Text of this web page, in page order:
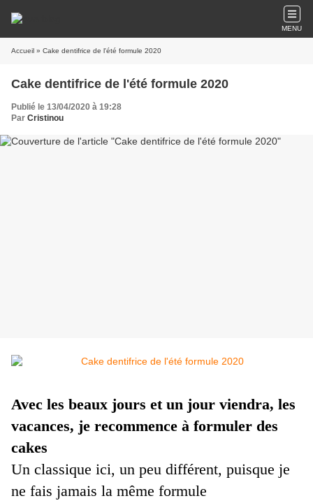
MENU
Accueil » Cake dentifrice de l'été formule 2020
Cake dentifrice de l'été formule 2020
Publié le 13/04/2020 à 19:28
Par Cristinou
Avec les beaux jours et un jour viendra, les
vacances, je recommence à formuler des
cakes
Un classique ici, un peu différent, puisque je
ne fais jamais la même formule